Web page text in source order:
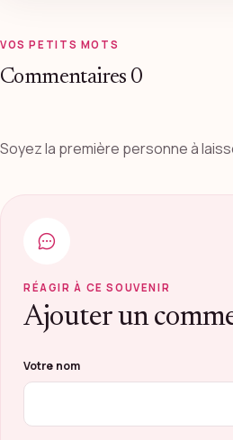
VOS PETITS MOTS
Commentaires 0
Soyez la première personne à
RÉAGIR À CE SOUVENIR
Ajouter un
Ne pas remplir ce champ
Votre nom